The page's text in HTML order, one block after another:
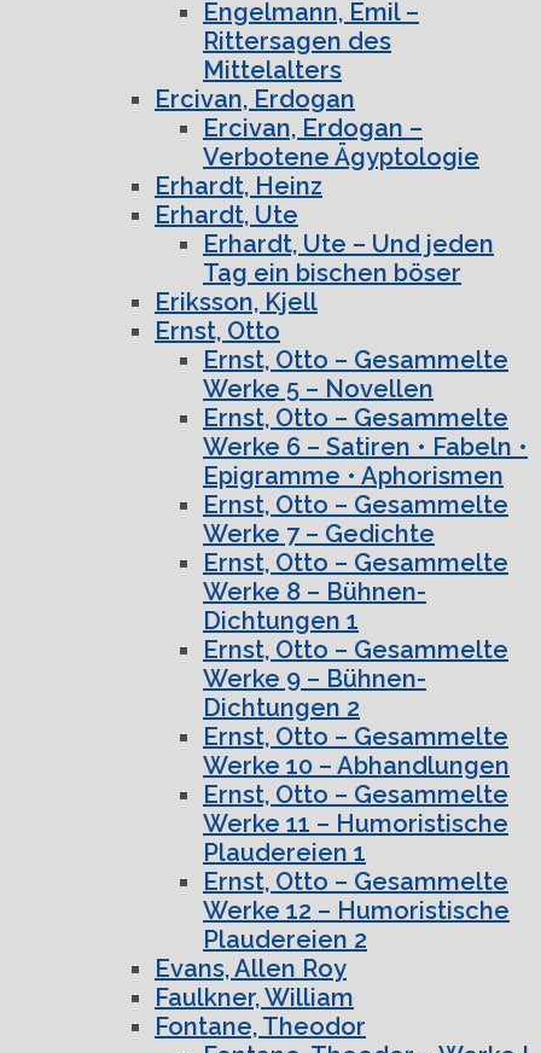
Engelmann, Emil –
Rittersagen des
Mittelalters
Ercivan, Erdogan
Ercivan, Erdogan –
Verbotene Ägyptologie
Erhardt, Heinz
Erhardt, Ute
Erhardt, Ute – Und jeden
Tag ein bischen böser
Eriksson, Kjell
Ernst, Otto
Ernst, Otto – Gesammelte
Werke 5 – Novellen
Ernst, Otto – Gesammelte
Werke 6 – Satiren • Fabeln •
Epigramme • Aphorismen
Ernst, Otto – Gesammelte
Werke 7 – Gedichte
Ernst, Otto – Gesammelte
Werke 8 – Bühnen-
Dichtungen 1
Ernst, Otto – Gesammelte
Werke 9 – Bühnen-
Dichtungen 2
Ernst, Otto – Gesammelte
Werke 10 – Abhandlungen
Ernst, Otto – Gesammelte
Werke 11 – Humoristische
Plaudereien 1
Ernst, Otto – Gesammelte
Werke 12 – Humoristische
Plaudereien 2
Evans, Allen Roy
Faulkner, William
Fontane, Theodor